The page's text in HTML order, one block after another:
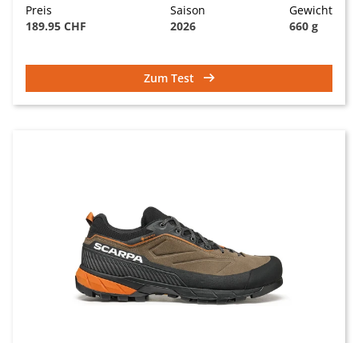
Preis
189.95 CHF
Saison
2026
Gewicht
660 g
Zum Test